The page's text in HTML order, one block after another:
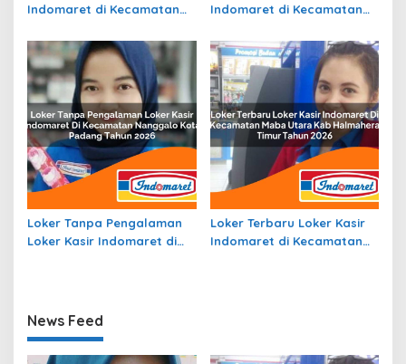
Indomaret di Kecamatan
Tahun 2026
Indomaret di Kecamatan
Tahun 2026
Loker Tanpa Pengalaman
Loker Kasir Indomaret di
Loker Terbaru Loker Kasir
Indomaret di Kecamatan
News Feed